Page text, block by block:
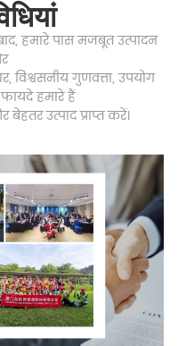
हमारे पास मजबूत उत्पादन
विश्वसनीय गुणवत्ता, उपयोग
हमारे हैं
उत्पाद प्राप्त करें।